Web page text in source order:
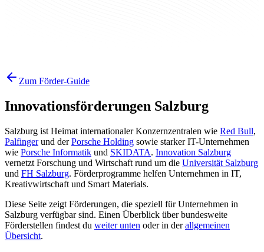
Zum Förder-Guide
Innovationsförderungen Salzburg
Salzburg ist Heimat internationaler Konzernzentralen wie Red Bull,
Palfingerund derPorsche Holding sowie starker IT-Unternehmen
wie Porsche Informatik und SKIDATA. Innovation Salzburg
vernetzt Forschung und Wirtschaft rund um die Universität Salzburg
und FH Salzburg. Förderprogramme helfen Unternehmen in IT,
Kreativwirtschaft und Smart Materials.
Diese Seite zeigt Förderungen, die speziell für Unternehmen in
Salzburg verfügbar sind. Einen Überblick über bundesweite
Förderstellen findest du weiter unten oder in derallgemeinen
Übersicht.